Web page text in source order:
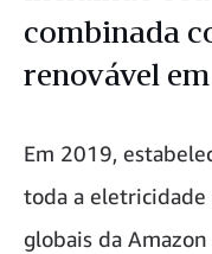
combinada
renovável
Em 2019,
toda a eletricidade
globais da